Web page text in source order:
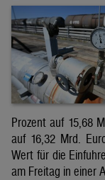
Prozent auf 15,68
auf 16,32 Mrd.
Wert für die
am Freitag in einer